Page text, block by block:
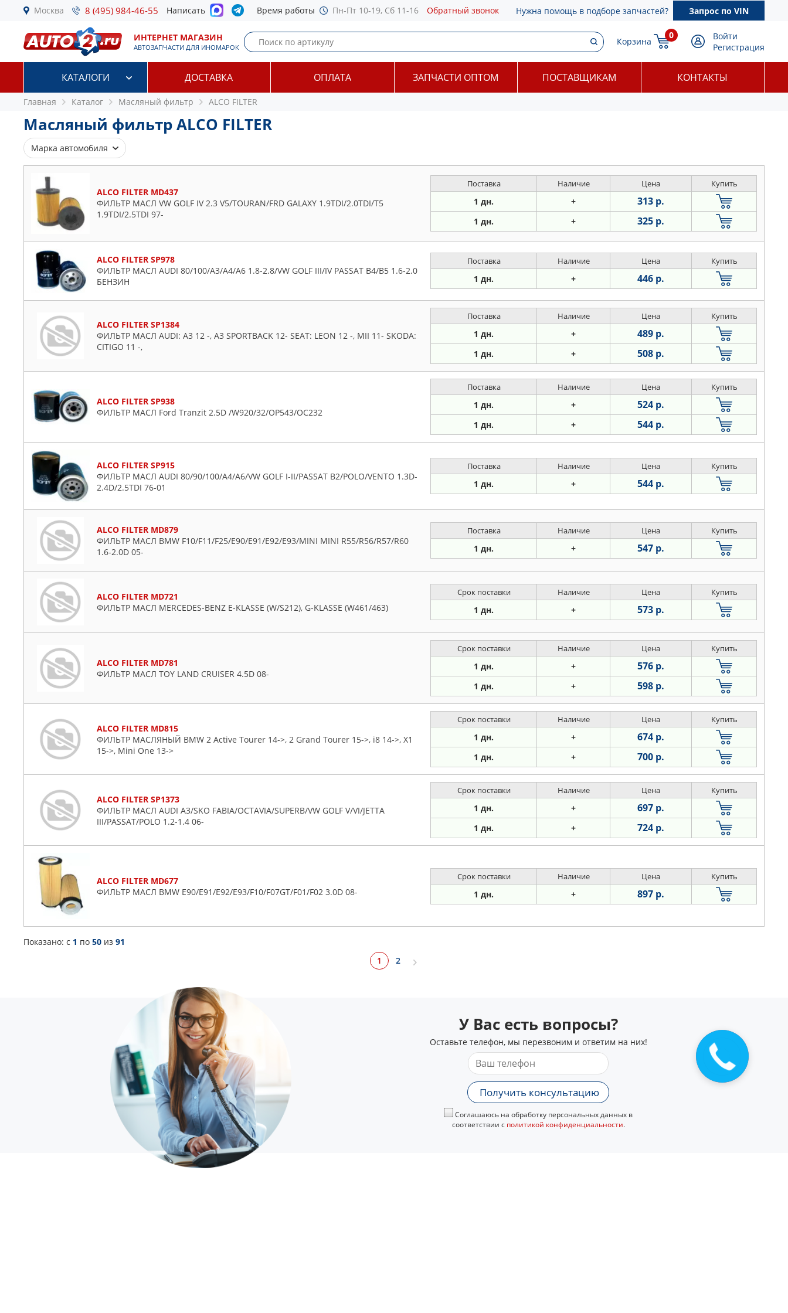
Москва 8 (495) 984-46-55 Написать Время работы Пн-Пт 10-19, Сб 11-16 Обратный звонок Нужна помощь в подборе запчастей? Запрос по VIN
ИНТЕРНЕТ МАГАЗИН
АВТОЗАПЧАСТИ ДЛЯ ИНОМАРОК
Корзина
0
Войти
Регистрация
КАТАЛОГИ ДОСТАВКА ОПЛАТА ЗАПЧАСТИ ОПТОМ ПОСТАВЩИКАМ КОНТАКТЫ
Главная Каталог Масляный фильтр ALCO FILTER
Масляный фильтр ALCO FILTER
Марка автомобиля
Alfa Romeo
Audi
BMW
Cadillac
Chevrolet
Chrysler
Citroen
Daewoo
Fiat
Ford
Honda
Hyundai
Infiniti
Isuzu
Iveco
Jeep
KIA
Lancia
Land Rover
Lincoln
Mazda
Mercedes
Nissan
Opel
Peugeot
Proton
Renault
Saab
Seat
Skoda
Subaru
VW
Volvo
ALCO FILTER MD437
ФИЛЬТР МАСЛ VW GOLF IV 2.3 V5/TOURAN/FRD GALAXY 1.9TDI/2.0TDI/T5
1.9TDI/2.5TDI 97-
Поставка Наличие Цена Купить
1 дн. + 313 р.
1 дн. + 325 р.
ALCO FILTER SP978
ФИЛЬТР МАСЛ AUDI 80/100/A3/A4/A6 1.8-2.8/VW GOLF III/IV PASSAT B4/B5 1.6-2.0
БЕНЗИН
Поставка Наличие Цена Купить
1 дн. + 446 р.
ALCO FILTER SP1384
ФИЛЬТР МАСЛ AUDI: A3 12 -, A3 SPORTBACK 12- SEAT: LEON 12 -, MII 11- SKODA:
CITIGO 11 -,
Поставка Наличие Цена Купить
1 дн. + 489 р.
1 дн. + 508 р.
ALCO FILTER SP938
ФИЛЬТР МАСЛ Ford Tranzit 2.5D /W920/32/OP543/OC232
Поставка Наличие Цена Купить
1 дн. + 524 р.
1 дн. + 544 р.
ALCO FILTER SP915
ФИЛЬТР МАСЛ AUDI 80/90/100/A4/A6/VW GOLF I-II/PASSAT B2/POLO/VENTO 1.3D-
2.4D/2.5TDI 76-01
Поставка Наличие Цена Купить
1 дн. + 544 р.
ALCO FILTER MD879
ФИЛЬТР МАСЛ BMW F10/F11/F25/E90/E91/E92/E93/MINI MINI R55/R56/R57/R60
1.6-2.0D 05-
Поставка Наличие Цена Купить
1 дн. + 547 р.
ALCO FILTER MD721
ФИЛЬТР МАСЛ MERCEDES-BENZ E-KLASSE (W/S212), G-KLASSE (W461/463)
Срок поставки Наличие Цена Купить
1 дн. + 573 р.
ALCO FILTER MD781
ФИЛЬТР МАСЛ TOY LAND CRUISER 4.5D 08-
Срок поставки Наличие Цена Купить
1 дн. + 576 р.
1 дн. + 598 р.
ALCO FILTER MD815
ФИЛЬТР МАСЛЯНЫЙ BMW 2 Active Tourer 14->, 2 Grand Tourer 15->, i8 14->, X1
15->, Mini One 13->
Срок поставки Наличие Цена Купить
1 дн. + 674 р.
1 дн. + 700 р.
ALCO FILTER SP1373
ФИЛЬТР МАСЛ AUDI A3/SKO FABIA/OCTAVIA/SUPERB/VW GOLF V/VI/JETTA
III/PASSAT/POLO 1.2-1.4 06-
Срок поставки Наличие Цена Купить
1 дн. + 697 р.
1 дн. + 724 р.
ALCO FILTER MD677
ФИЛЬТР МАСЛ BMW E90/E91/E92/E93/F10/F07GT/F01/F02 3.0D 08-
Срок поставки Наличие Цена Купить
1 дн. + 897 р.
Показано: c 1 по 50 из 91
1
2
У Вас есть вопросы?
Оставьте телефон, мы перезвоним и ответим на них!
Получить консультацию
Соглашаюсь на обработку персональных данных в
соответствии с политикой конфиденциальности.